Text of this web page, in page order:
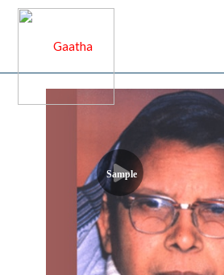
Sample